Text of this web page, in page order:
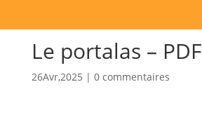
Le portalas – PDF
26Avr,2025 | 0 commentaires